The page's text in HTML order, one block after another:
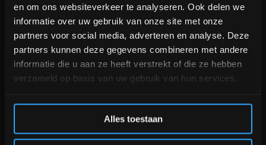
en om ons websiteverkeer te analyseren. Ook delen we
informatie over uw gebruik van onze site met onze
partners voor social media, adverteren en analyse. Deze
partners kunnen deze gegevens combineren met andere
informatie die u aan ze heeft verstrekt of die ze hebben
verzameld op basis van uw gebruik van hun services.
Alles toestaan
Schrijf je in voor onze nieuwsbrief om op de hoogte te
blijven over onze nieuwe producten, deals en meer
interessante info. Ontvang 5% korting op je eerstvolgende
aankoop! 😀
Inschrijven
*Verzendkosten vallen buiten de korting